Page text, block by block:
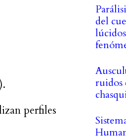
perfiles
del
ruidos